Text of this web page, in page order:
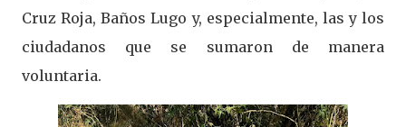
Cruz Roja, Baños Lugo y, especialmente, las y los
ciudadanos que se sumaron de manera
voluntaria.